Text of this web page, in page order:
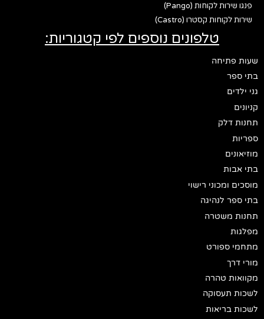
פנגו שירות לקוחות (Pango)
שירות לקוחות קסטרו (Castro)
טלפונים נוספים לפי קטגוריות:
שעות פתיחה
בתי ספר
גני ילדים
קניונים
תחנות דלק
ספריות
מוזיאונים
בתי אבות
מוסכים ומכוני רישוי
בתי ספר לנהיגה
תחנות משטרה
מפלגות
מתחמי ספורט
מורי דרך
מקוואות טהרה
לשכות תעסוקה
לשכות בריאות